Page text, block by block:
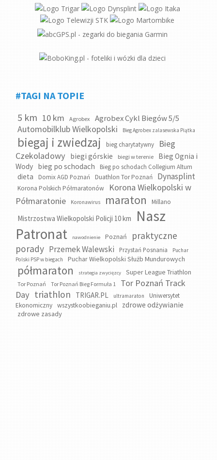
#TAGI NA TOPIE
5 km 10 km Agrobex Agrobex Cykl Biegów 5/5
Automobilklub Wielkopolski Bieg Agrobex zalasewska Piątka
biegaj i zwiedzaj bieg charytatywny
Bieg
Czekoladowy
biegi górskie biegi w terenie
Bieg Ognia i
Wody bieg po schodach Bieg po schodach Collegium Altum
dieta Domix AGD Poznań Duathlon Tor Poznań Dynasplint
Korona Polskich Półmaratonów
Korona Wielkopolski w
Półmaratonie
Koronawirus maraton Millano
Mistrzostwa Wielkopolski Policji 10 km
Nasz
Patronat
nawodnienie Poznań
praktyczne
porady Przemek Walewski Przystań Posnania
Puchar
Polski PSP w biegach
Puchar Wielkopolski Służb Mundurowych
półmaraton strategia zwycięzcy Super League Triathlon
Tor Poznań Tor Poznań Bieg Formuła 1
Tor Poznań Track
Day triathlon TRIGAR.PL ultramaraton
Uniwersytet
Ekonomiczny
wszystkoobieganiu.pl zdrowe odżywianie
zdrowe zasady